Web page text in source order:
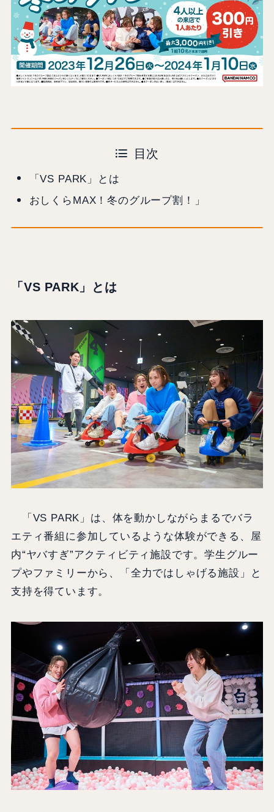
目次
「VS PARK」とは
おしくらMAX！冬のグループ割！」
「VS PARK」とは
「VS PARK」は、体を動かしながらまるでバラ
エティ番組に参加しているような体験ができる、屋
内“ヤバすぎ”アクティビティ施設です。学生グルー
プやファミリーから、「全力ではしゃげる施設」と
支持を得ています。